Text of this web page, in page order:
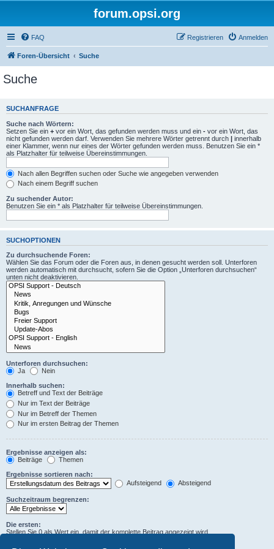
forum.opsi.org
FAQ Anmelden
Registrieren
Foren-Übersicht Suche
Suche
SUCHANFRAGE
Suche nach Wörtern:
Setzen Sie ein + vor ein Wort, das gefunden werden muss und ein - vor ein Wort, das
nicht gefunden werden darf. Verwenden Sie mehrere Wörter getrennt durch | innerhalb
einer Klammer, wenn nur eines der Wörter gefunden werden muss. Benutzen Sie ein *
als Platzhalter für teilweise Übereinstimmungen.
Nach allen Begriffen suchen oder Suche wie angegeben verwenden
Nach einem Begriff suchen
Zu suchender Autor:
Benutzen Sie ein * als Platzhalter für teilweise Übereinstimmungen.
SUCHOPTIONEN
Zu durchsuchende Foren:
Wählen Sie das Forum oder die Foren aus, in denen gesucht werden soll. Unterforen
werden automatisch mit durchsucht, sofern Sie die Option „Unterforen durchsuchen“
unten nicht deaktivieren.
Unterforen durchsuchen:
Ja
Nein
Innerhalb suchen:
Betreff und Text der Beiträge
Nur im Text der Beiträge
Nur im Betreff der Themen
Nur im ersten Beitrag der Themen
Ergebnisse anzeigen als:
Beiträge
Themen
Ergebnisse sortieren nach:
Aufsteigend
Absteigend
Suchzeitraum begrenzen:
Die ersten:
Stellen Sie 0 als Wert ein, damit der komplette Beitrag angezeigt wird.